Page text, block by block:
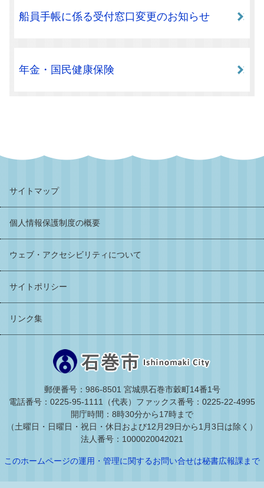
船員手帳に係る受付窓口変更のお知らせ
年金・国民健康保険
サイトマップ
個人情報保護制度の概要
ウェブ・アクセシビリティについて
サイトポリシー
リンク集
郵便番号：986-8501 宮城県石巻市穀町14番1号
電話番号：0225-95-1111（代表） ファックス番号：0225-22-4995
開庁時間：8時30分から17時まで
（土曜日・日曜日・祝日・休日および12月29日から1月3日は除く）
法人番号：1000020042021
このホームページの運用・管理に関するお問い合せは秘書広報課まで